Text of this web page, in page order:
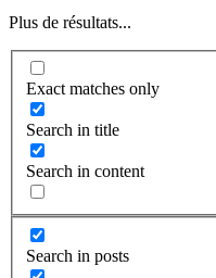
Plus de résultats...
Exact matches only
Search in title
Search in content
Search in posts